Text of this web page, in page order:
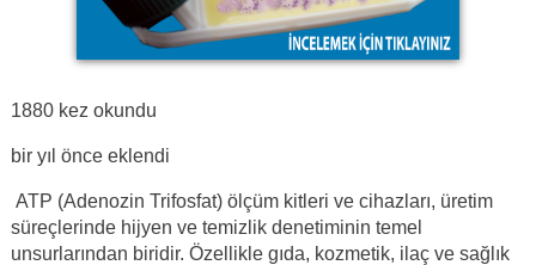
1880 kez okundu
bir yıl önce eklendi
ATP (Adenozin Trifosfat) ölçüm kitleri ve cihazları, üretim
süreçlerinde hijyen ve temizlik denetiminin temel
unsurlarından biridir. Özellikle gıda, kozmetik, ilaç ve sağlık